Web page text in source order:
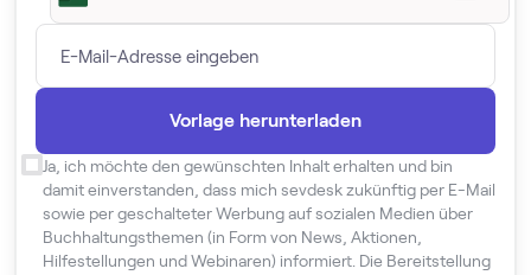
Ja, ich möchte den gewünschten Inhalt erhalten und bin
damit einverstanden, dass mich sevdesk zukünftig per E-Mail
sowie per geschalteter Werbung auf sozialen Medien über
Buchhaltungsthemen (in Form von News, Aktionen,
Hilfestellungen und Webinaren) informiert. Die Bereitstellung